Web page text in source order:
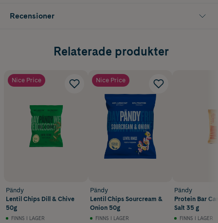
Recensioner
Relaterade produkter
Nice Price
Pändy
Lentil Chips Dill & Chive
50g
FINNS I LAGER
Nice Price
Pändy
Lentil Chips Sourcream &
Onion 50g
FINNS I LAGER
Pändy
Protein Bar
Salt 35 g
FINNS I LAGER